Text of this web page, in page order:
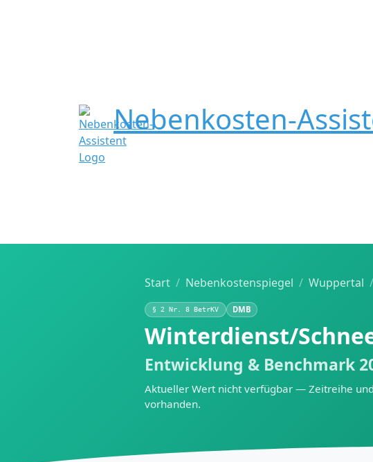
Nebenkosten-
Start Nebenkostenspiegel Wuppertal
§ 2 Nr. 8 BetrKV DMB
Winterdienst/
Entwicklung & Benchmark
Aktueller Wert nicht verfügbar — Zeitreihe
vorhanden.